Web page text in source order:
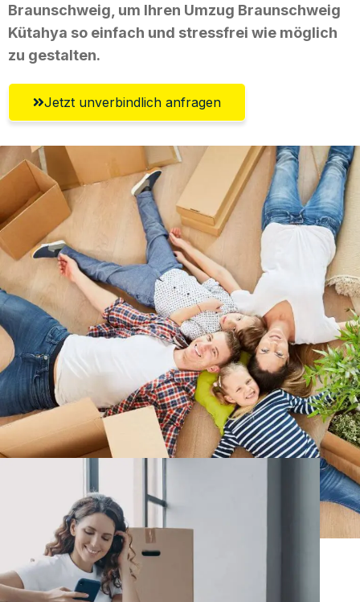
Braunschweig, um Ihren Umzug Braunschweig
Kütahya so einfach und stressfrei wie möglich
zu gestalten.
Jetzt unverbindlich anfragen